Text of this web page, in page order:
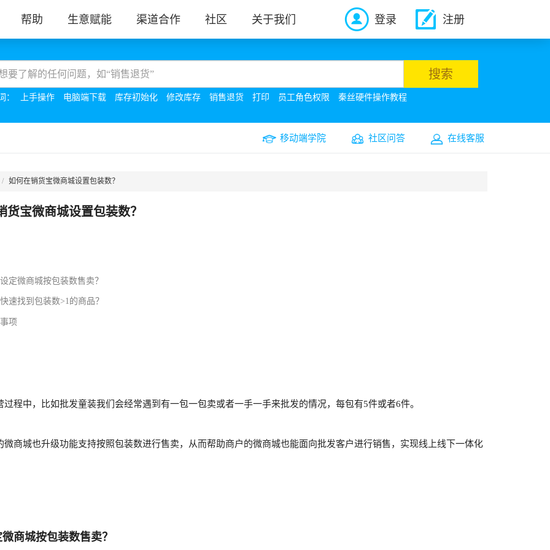
帮助 生意赋能 渠道合作 社区 关于我们 登录 注册
搜索
： 上手操作 电脑端下载 库存初始化 修改库存 销售退货 打印 员工角色权限 秦丝硬件操作教程
移动端学院 社区问答 在线客服
如何在销货宝微商城设置包装数？
货宝微商城设置包装数？
定微商城按包装数售卖？
速找到包装数>1的商品？
项
过程中，比如批发童装我们会经常遇到有一包一包卖或者一手一手来批发的情况，每包有5件或者6件。
微商城也升级功能支持按照包装数进行售卖，从而帮助商户的微商城也能面向批发客户进行销售，实现线上线下一体化
商城按包装数售卖？